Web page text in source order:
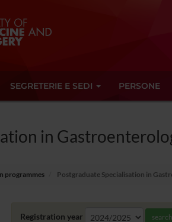
SEGRETERIE E SEDI PERSONE
in
programmes Postgraduate Specialisation in
Registration year search